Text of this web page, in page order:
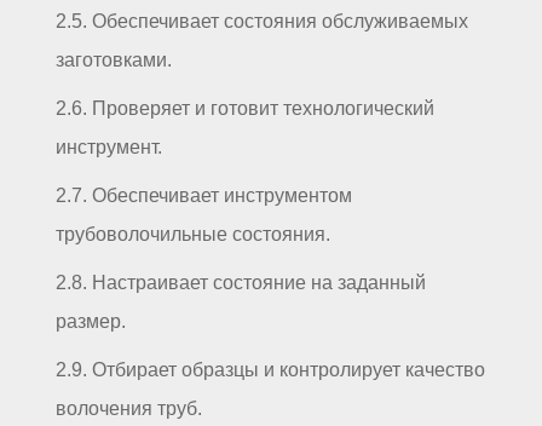
2.5. Обеспечивает состояния обслуживаемых
заготовками.
2.6. Проверяет и готовит технологический
инструмент.
2.7. Обеспечивает инструментом
трубоволочильные состояния.
2.8. Настраивает состояние на заданный
размер.
2.9. Отбирает образцы и контролирует качество
волочения труб.